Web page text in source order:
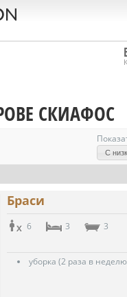
СКИАФОС
С
Браси
6 3 3
уборка (2 раза в